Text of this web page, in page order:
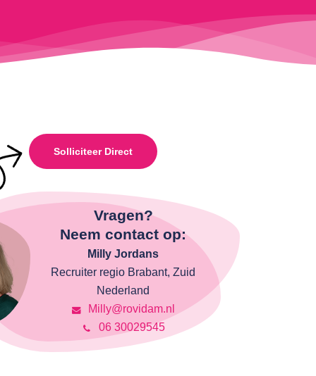
Solliciteer Direct
Vragen?
Neem contact op:
Milly Jordans
Recruiter regio Brabant, Zuid
Nederland
Milly@rovidam.nl
06 30029545